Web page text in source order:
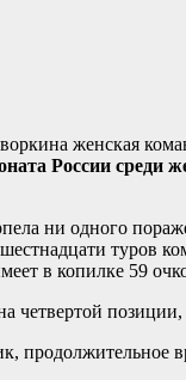
женская
России среди
ни одного
туров
в копилке 59
четвертой позиции,
продолжительное